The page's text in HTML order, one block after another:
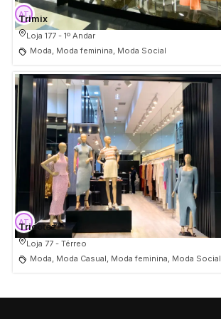
Trimix
Loja 177 - 1º Andar
Moda, Moda feminina, Moda Social
Tricotez
Loja 77 - Térreo
Moda, Moda Casual, Moda feminina, Moda Social